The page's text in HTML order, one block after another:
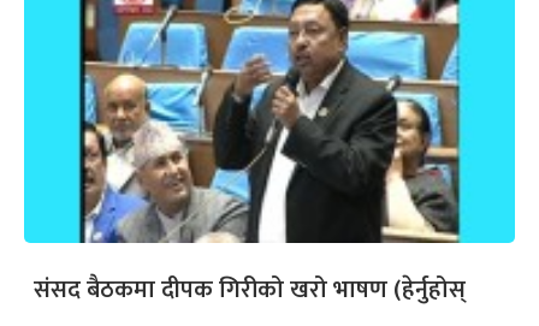
संसद बैठकमा दीपक गिरीको खरो भाषण (हेर्नुहोस्